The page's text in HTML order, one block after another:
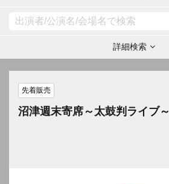
詳細検索
先着販売
沼津週末寄席～太鼓判ライブ～